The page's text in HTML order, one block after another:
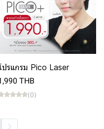
ปรแกรม Pico Laser
THB
(0)